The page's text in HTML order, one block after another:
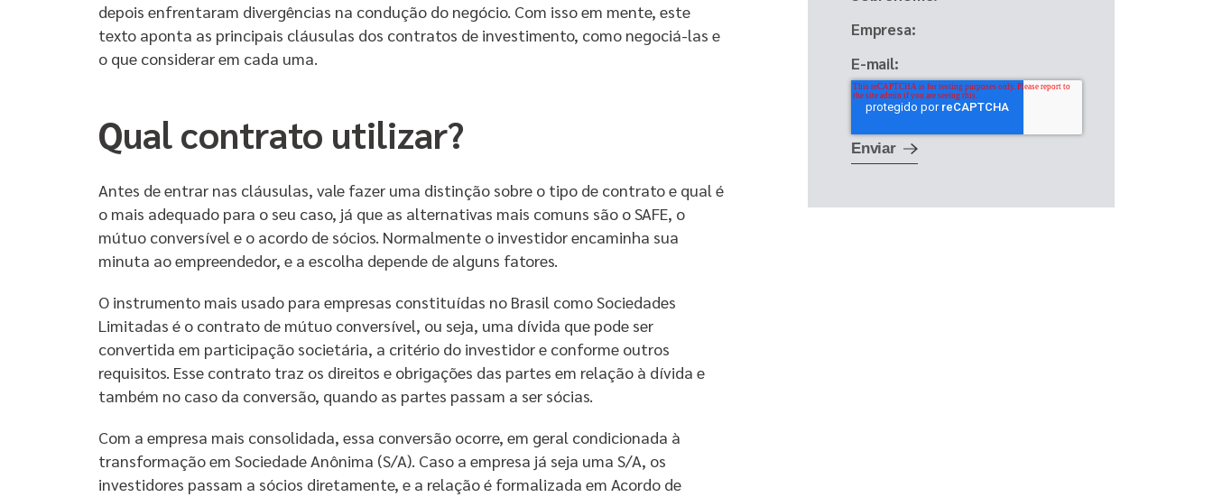
depois enfrentaram divergências na condução do negócio. Com isso em mente, este
texto aponta as principais cláusulas dos contratos de investimento, como negociá-las e
o que considerar em cada uma.
Qual contrato utilizar?
Antes de entrar nas cláusulas, vale fazer uma distinção sobre o tipo de contrato e qual é
o mais adequado para o seu caso, já que as alternativas mais comuns são o SAFE, o
mútuo conversível e o acordo de sócios. Normalmente o investidor encaminha sua
minuta ao empreendedor, e a escolha depende de alguns fatores.
O instrumento mais usado para empresas constituídas no Brasil como Sociedades
Limitadas é o contrato de mútuo conversível, ou seja, uma dívida que pode ser
convertida em participação societária, a critério do investidor e conforme outros
requisitos. Esse contrato traz os direitos e obrigações das partes em relação à dívida e
também no caso da conversão, quando as partes passam a ser sócias.
Com a empresa mais consolidada, essa conversão ocorre, em geral condicionada à
transformação em Sociedade Anônima (S/A). Caso a empresa já seja uma S/A, os
investidores passam a sócios diretamente, e a relação é formalizada em Acordo de
Empresa
E-mail